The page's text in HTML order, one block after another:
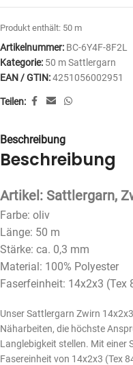
Produkt enthält: 50 m
Artikelnummer: BC-6Y4F-8F2L
Kategorie: 50 m Sattlergarn
EAN / GTIN:4251056002951
Teilen:
Beschreibung
Beschreibung
Artikel: Sattlergarn,
Farbe: oliv
Länge: 50 m
Stärke: ca. 0,3 mm
Material: 100% Polyester
Faserfeinheit: 14x2x3 (Tex
Unser Sattlergarn Zwirn
Näharbeiten, die höchste
Langlebigkeit stellen. Mit einer
Fasereinheit von 14x2x3 (Tex